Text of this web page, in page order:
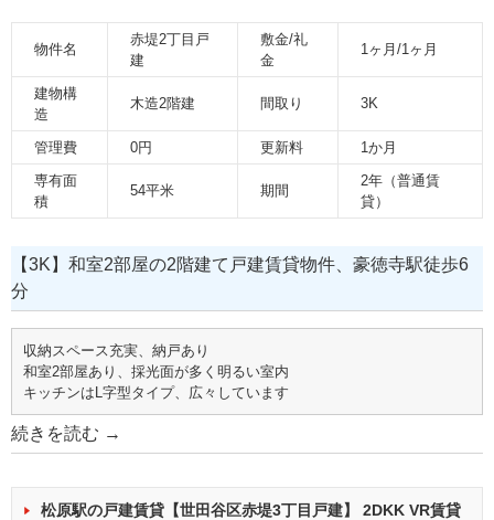
物件名
赤堤2丁目戸
建
敷金/礼
金
1ヶ月/1ヶ月
建物構
造
木造2階建 間取り 3K
管理費 0円 更新料
1か月
専有面
積
54平米 期間
2年（普通賃
貸）
【3K】和室2部屋の2階建て戸建賃貸物件、豪徳寺駅徒歩6
分
収納スペース充実、納戸あり
和室2部屋あり、採光面が多く明るい室内
キッチンはL字型タイプ、広々しています
続きを読む →
松原駅の戸建賃貸【世田谷区赤堤3丁目戸建】 2DKK VR賃貸